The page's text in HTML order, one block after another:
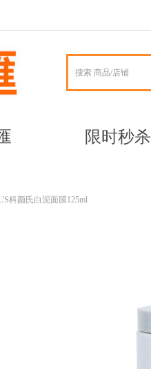
限时秒杀
的文字并编辑它，非常
科颜氏白泥面膜125ml